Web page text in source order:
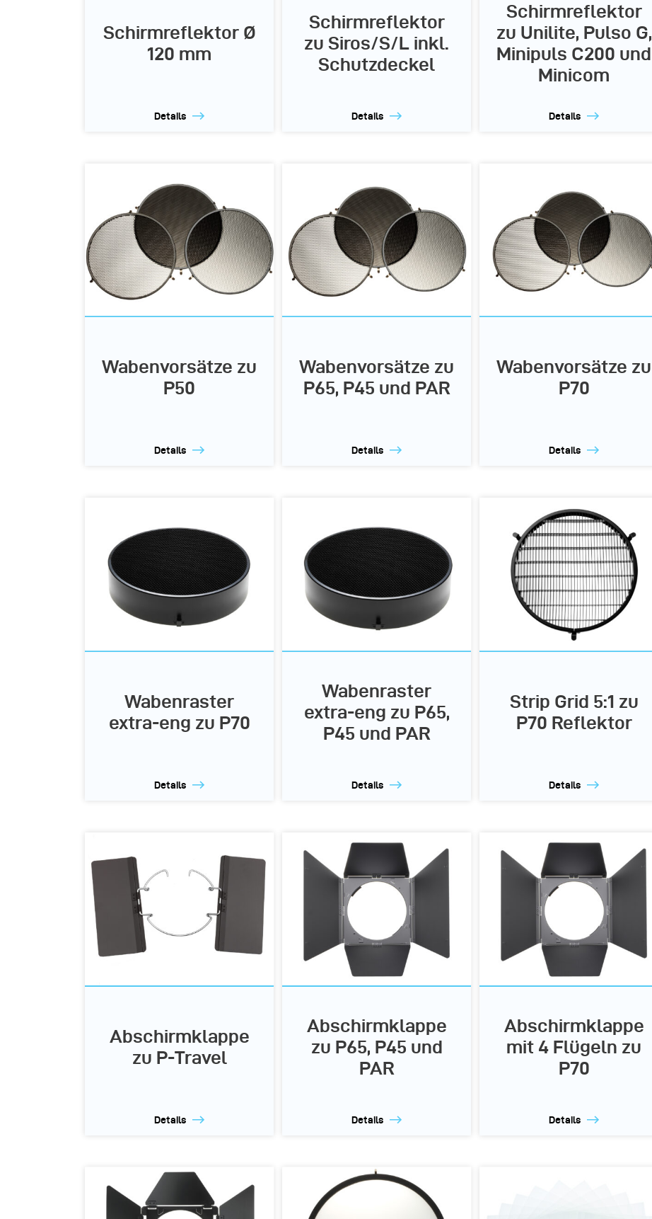
Schirmreflektor Ø
120 mm
Details
Schirmreflektor
zu Siros/S/L inkl.
Schutzdeckel
Details
Schirmreflektor
zu Unilite, Pulso G,
Minipuls C200 und
Minicom
Details
Wabenvorsätze zu
P50
Details
Wabenvorsätze zu
P65, P45 und PAR
Details
Wabenvorsätze zu
P70
Details
Wabenraster
extra-eng zu P70
Details
Wabenraster
extra-eng zu P65,
P45 und PAR
Details
Strip Grid 5:1 zu
P70 Reflektor
Details
Abschirmklappe
zu P-Travel
Details
Abschirmklappe
zu P65, P45 und
PAR
Details
Abschirmklappe
mit 4 Flügeln zu
P70
Details